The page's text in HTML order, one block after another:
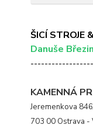
ŠICÍ STROJE
Danuše
KAMENNÁ
Jeremenkova
703 00 Ostrava -